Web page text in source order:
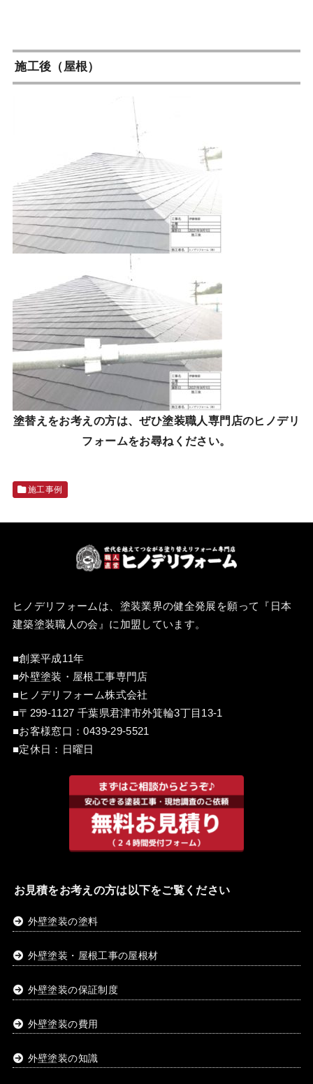
施工後（屋根）
塗替えをお考えの方は、ぜひ塗装職人専門店のヒノデリ
フォームをお尋ねください。
施工事例
ヒノデリフォームは、塗装業界の健全発展を願って『 日本
建築塗装職人の会 』に加盟しています。
■創業平成11年
■外壁塗装・屋根工事専門店
■ヒノデリフォーム株式会社
■〒299-1127 千葉県君津市外箕輪3丁目13-1
■お客様窓口：0439-29-5521
■定休日：日曜日
お見積をお考えの方は以下をご覧ください
外壁塗装の塗料
外壁塗装・屋根工事の屋根材
外壁塗装の保証制度
外壁塗装の費用
外壁塗装の知識